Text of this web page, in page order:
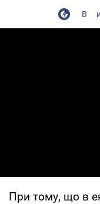
При тому, що в